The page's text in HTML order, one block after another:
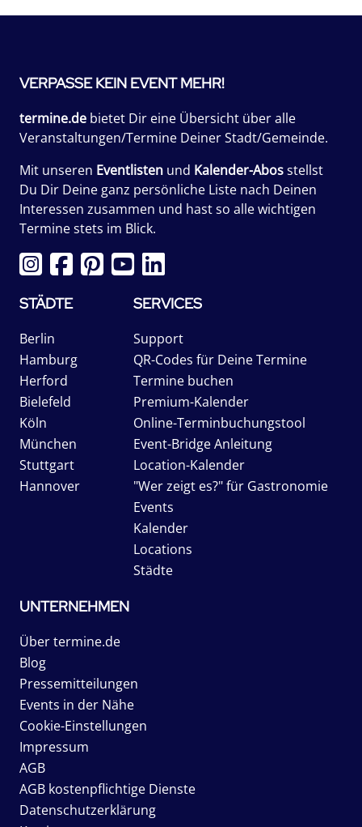
VERPASSE KEIN EVENT MEHR!
termine.de bietet Dir eine Übersicht über alle
Veranstaltungen/Termine Deiner Stadt/Gemeinde.
Mit unseren Eventlisten und Kalender-Abosstellst
Du Dir Deine ganz persönliche Liste nach Deinen
Interessen zusammen und hast so alle wichtigen
Termine stets im Blick.
STÄDTE
Berlin
Hamburg
Herford
Bielefeld
Köln
München
Stuttgart
Hannover
SERVICES
Support
QR-Codes für Deine Termine
Termine buchen
Premium-Kalender
Online-Terminbuchungstool
Event-Bridge Anleitung
Location-Kalender
"Wer zeigt es?" für Gastronomie
Events
Kalender
Locations
Städte
UNTERNEHMEN
Über termine.de
Blog
Pressemitteilungen
Events in der Nähe
Cookie-Einstellungen
Impressum
AGB
AGB kostenpflichtige Dienste
Datenschutzerklärung